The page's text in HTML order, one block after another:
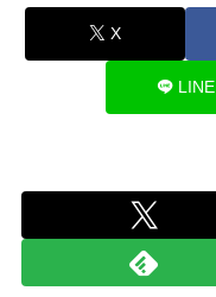
X
LINE